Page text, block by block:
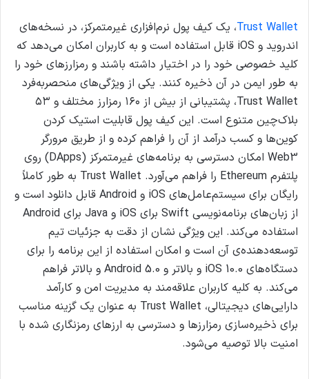
Trust Wallet، یک کیف پول نرم‌افزاری غیرمتمرکز، در نسخه‌های
اندروید و iOS قابل استفاده است و به کاربران امکان می‌دهد که
کلید خصوصی خود را در اختیار داشته باشند و رمز‌ارزهای خود را
به طور ایمن در آن ذخیره کنند. یکی از ویژگی‌های منحصربه‌فرد
Trust Wallet، پشتیبانی از بیش از ۱۶۰ رمزارز مختلف و ۵۳
بلاک‌چین متنوع است. این کیف پول قابلیت استیک کردن
کوین‌ها و کسب درآمد از آن را فراهم کرده و از طریق مرورگر
Web3 امکان دسترسی به برنامه‌های غیرمتمرکز (DApps) روی
پلتفرم Ethereum را فراهم می‌آورد.
Trust Wallet به طور کاملاً
رایگان برای سیستم‌عامل‌های iOS و Android قابل دانلود است و
از زبان‌های برنامه‌نویسی Swift برای iOS و Java برای Android
استفاده می‌کند. این ویژگی نشان از دقت به جزئیات تیم
توسعه‌دهنده‌ی آن است و امکان استفاده از این برنامه را برای
دستگاه‌های iOS 10.0 و بالاتر و Android 5.0 و بالاتر فراهم
می‌کند. به کلیه کاربران علاقه‌مند به مدیریت امن و کارآمد
دارایی‌های دیجیتالی، Trust Wallet به عنوان یک گزینه مناسب
برای ذخیره‌سازی رمز‌ارزها و دسترسی به ارزهای رمزنگاری شده با
امنیت بالا توصیه می‌شود.